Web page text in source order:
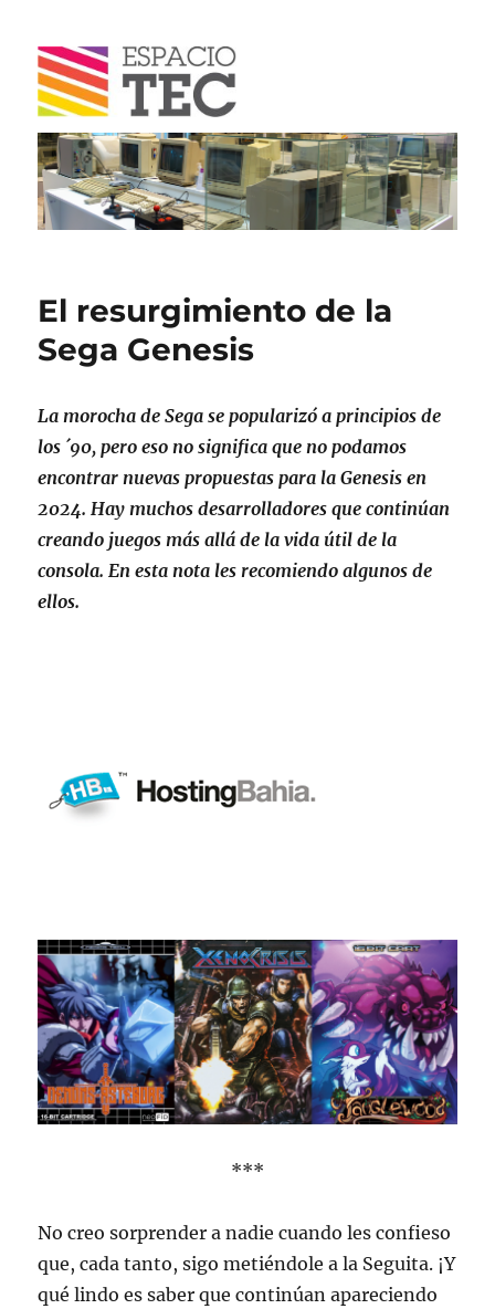
Blog
El resurgimiento de la
Sega Genesis
La morocha de Sega se popularizó a principios de
los ´90, pero eso no significa que no podamos
encontrar nuevas propuestas para la Genesis en
2024. Hay muchos desarrolladores que continúan
creando juegos más allá de la vida útil de la
consola. En esta nota les recomiendo algunos de
ellos.
***
No creo sorprender a nadie cuando les confieso
que, cada tanto, sigo metiéndole a la Seguita. ¡Y
qué lindo es saber que continúan apareciendo